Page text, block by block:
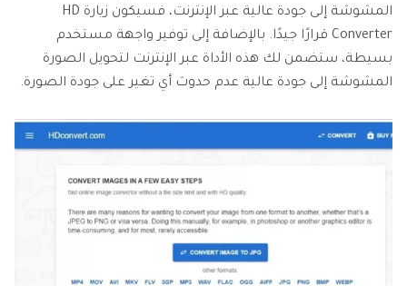
المشوشة إلى جودة عالية عبر الإنترنت، فسيكون زيارة HD
Converter قرارًا جيدًا. بالإضافة إلى توفير واجهة مستخدم
بسيطة، ستضمن لك هذه الأداة عبر الإنترنت لتحويل الصورة
المشوشة إلى جودة عالية عدم حدوث أي تغير على جودة الصورة.